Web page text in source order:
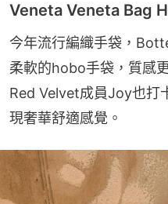
Veneta Veneta Bag
今年流行編織手袋，
柔軟的hobo手袋，質感
Red Velvet成員Joy也打
現奢華舒適感覺。